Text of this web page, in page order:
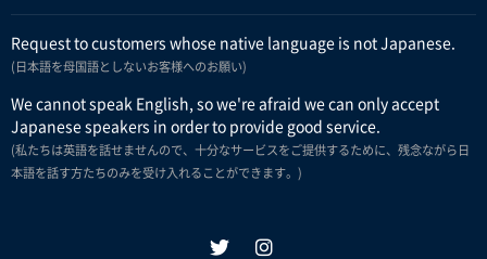
Request to customers whose native language is not Japanese.
(日本語を母国語としないお客様へのお願い)
We cannot speak English, so we're afraid we can only accept
Japanese speakers in order to provide good service.
(私たちは英語を話せませんので、十分なサービスをご提供するために、残念ながら日
本語を話す方たちのみを受け入れることができます。)